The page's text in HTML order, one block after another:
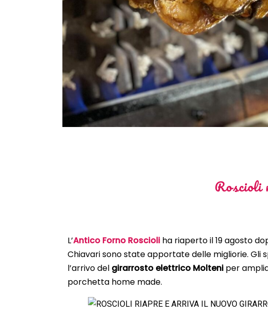
L’Antico Forno Roscioli ha riaperto il 19 agosto
Chiavari sono state apportate delle migliorie.
l’arrivo del girarrosto elettrico Molteni per
porchetta home made.